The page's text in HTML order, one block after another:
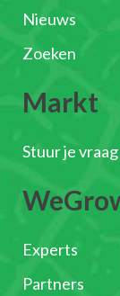
Nieuws
Zoeken
Markt
Stuur je
Experts
Partners